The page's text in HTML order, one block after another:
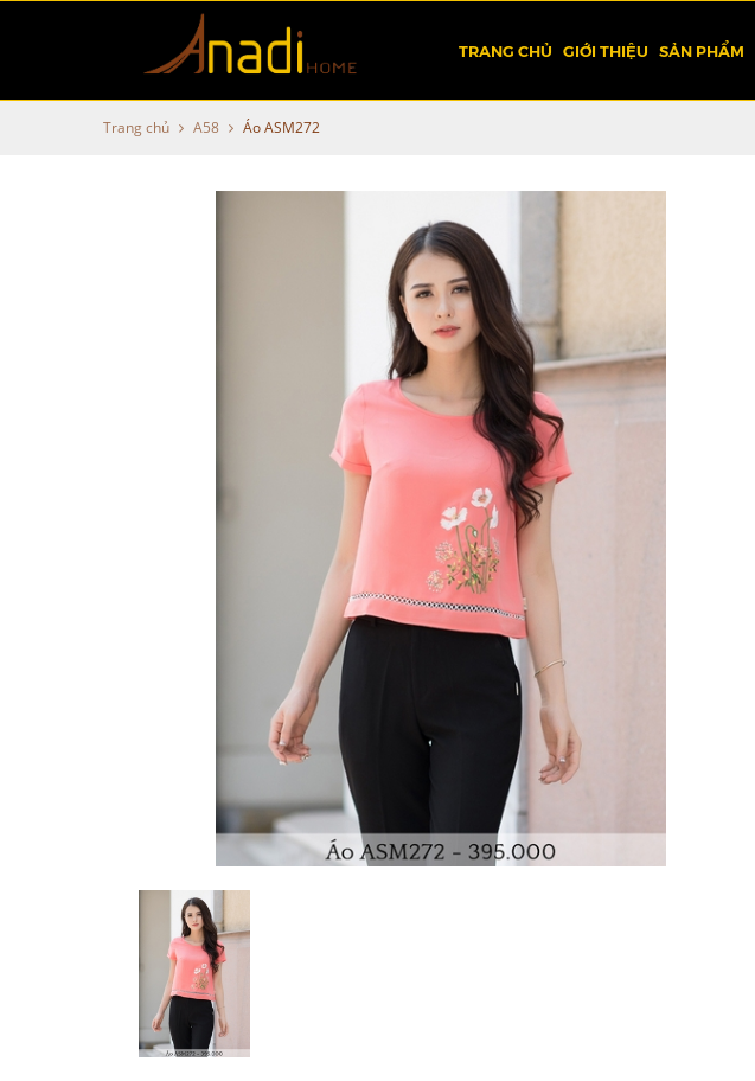
TRANG CHỦ GIỚI THIỆU SẢN PHẨM
Trang chủ A58 Áo ASM272